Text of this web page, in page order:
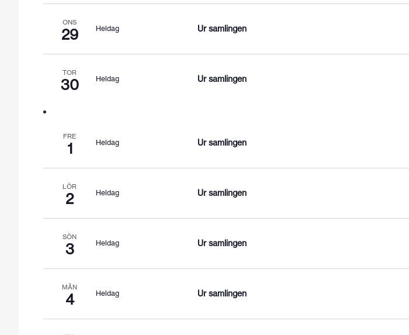
uppdatera
med
filtrerade
resultat.
ONS
29 Heldag Ur samlingen
TOR
30 Heldag Ur samlingen
FRE
1 Heldag Ur samlingen
LÖR
2 Heldag Ur samlingen
SÖN
3 Heldag Ur samlingen
MÅN
4 Heldag Ur samlingen